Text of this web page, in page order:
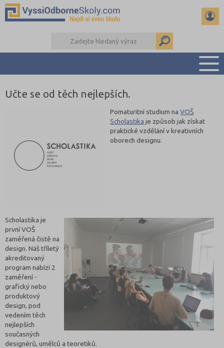
PŘÍPRAVA NA PŘIJÍMAČKY
KALENDÁŘ AKCÍ
SEMINÁRKY
Učte se od těch nejlepších.
Pomaturitní studium naVOŠ
Scholastika je způsob jak získat
praktické vzdělání v kreativních
oborech designu.
Scholastika je
první VOŠ
zaměřená čistě na
design. Náš tříletý
akreditovaný
program nabízí 2
zaměření -
grafický nebo
produktový
design, pod
vedením těch
nejlepších
současných
designérů, umělců a teoretiků.